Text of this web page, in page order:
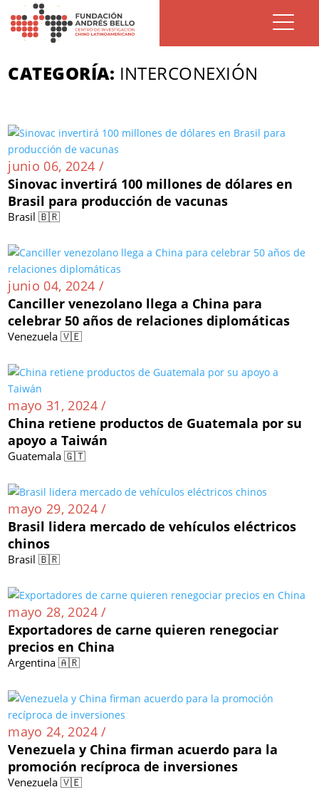
CATEGORÍA: INTERCONEXIÓN
junio 06, 2024 /
Sinovac invertirá 100 millones de dólares en
Brasil para producción de vacunas
Brasil 🇧🇷
junio 04, 2024 /
Canciller venezolano llega a China para
celebrar 50 años de relaciones diplomáticas
Venezuela 🇻🇪
mayo 31, 2024 /
China retiene productos de Guatemala por su
apoyo a Taiwán
Guatemala 🇬🇹
mayo 29, 2024 /
Brasil lidera mercado de vehículos eléctricos
chinos
Brasil 🇧🇷
mayo 28, 2024 /
Exportadores de carne quieren renegociar
precios en China
Argentina 🇦🇷
mayo 24, 2024 /
Venezuela y China firman acuerdo para la
promoción recíproca de inversiones
Venezuela 🇻🇪